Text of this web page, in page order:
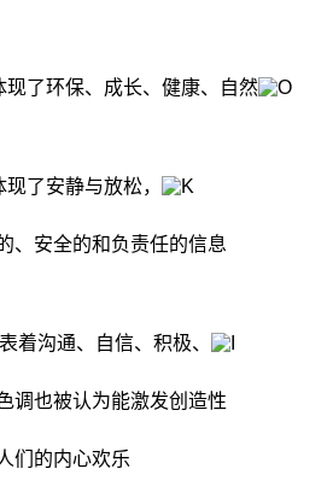
现了环保、成长、健康、自然
了安静与放松，
、安全的和负责任的信息
着沟通、自信、积极、
调也被认为能激发创造性
们的内心欢乐